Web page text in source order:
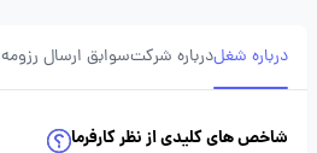
درباره شغلدرباره شرکتسوابق ارسال رزومه
شاخص های کلیدی از نظر کارفرما